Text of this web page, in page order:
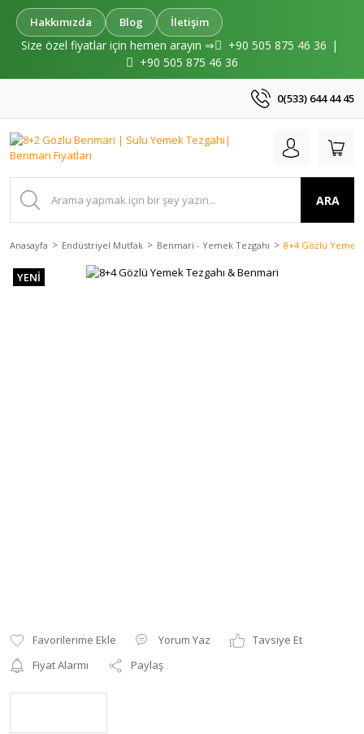
Hakkımızda Blog İletişim
Size özel fiyatlar için hemen arayın ⇒ +90 505 875 46 36 |
+90 505 875 46 36
0(533) 644 44 45
ARA
Anasayfa Endüstriyel Mutfak Benmari - Yemek Tezgahı 8+4 Gözlü Yemek
YENİ
Yorum Yaz
Tavsiye Et
Fiyat Alarmı
Paylaş